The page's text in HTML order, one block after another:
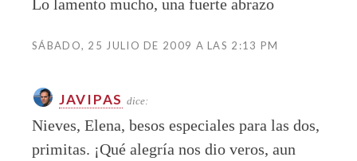
Lo lamento mucho, una fuerte abrazo
SÁBADO, 25 JULIO DE 2009 A LAS 2:13 PM
JAVIPAS dice:
Nieves, Elena, besos especiales para las dos,
primitas. ¡Qué alegría nos dio veros, aun